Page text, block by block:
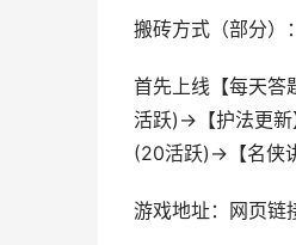
搬砖方式（部分）
首先上线【每天
活跃)→【护法更
(20活跃)→【名侠
游戏地址：网页链